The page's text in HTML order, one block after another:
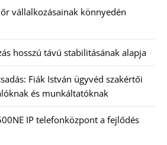
vállalkozásainak könnyedén
hosszú távú stabilitásának alapja
Fiák István ügyvéd szakértői
és munkáltatóknak
IP telefonközpont a fejlődés